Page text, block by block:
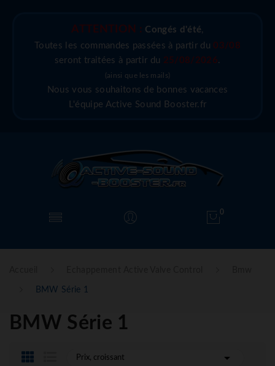
ATTENTION : Congés d'été,
Toutes les commandes passées à partir du 03/08
seront traitées à partir du 25/08/2026.
(ainsi que les mails)
Nous vous souhaitons de bonnes vacances
L'équipe Active Sound Booster.fr
0
BMW Série 1
BMW Série 1
Prix, croissant 